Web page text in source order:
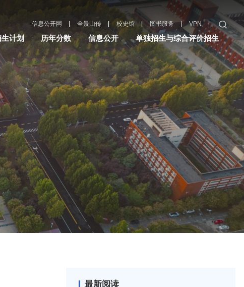
信息公开网 | 全景山传 | 校史馆 | 图书服务 | VPN |
计划 历年分数 信息公开 单独招生与综合评价招生
最新阅读